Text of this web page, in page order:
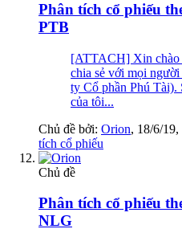
Phân tích cổ phiếu
PTB
[ATTACH] Xin chào
chia sẻ với mọi
ty Cổ phần Phú Tài).
của tôi...
Chủ đề bởi: Orion, 18/6/19,
tích cổ phiếu
Chủ đề
Phân tích cổ phiếu
NLG